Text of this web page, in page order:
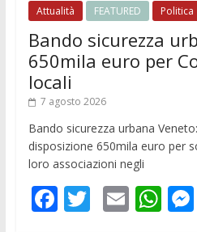
Attualità FEATURED Politica
Bando sicurezza
650mila euro per
locali
7 agosto 2026
Bando sicurezza urbana
disposizione 650mila euro per
loro associazioni negli
F T E W